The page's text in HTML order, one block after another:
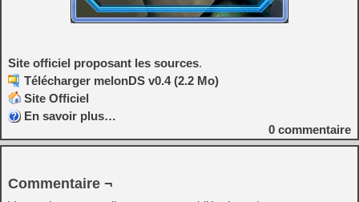
Site officiel proposant les sources.
Télécharger melonDS v0.4 (2.2 Mo)
Site Officiel
En savoir plus…
0 commentaire
Commentaire ¬